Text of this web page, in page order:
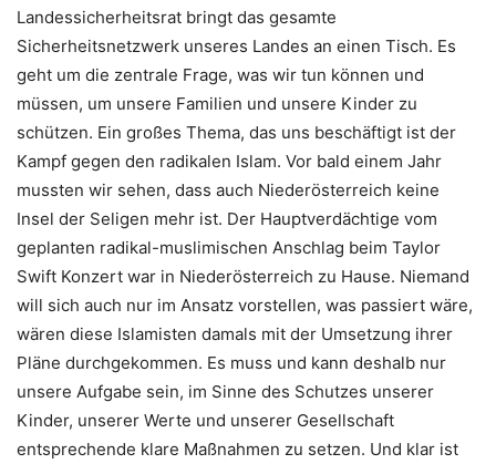
Landessicherheitsrat bringt das gesamte
Sicherheitsnetzwerk unseres Landes an einen Tisch. Es
geht um die zentrale Frage, was wir tun können und
müssen, um unsere Familien und unsere Kinder zu
schützen. Ein großes Thema, das uns beschäftigt ist der
Kampf gegen den radikalen Islam. Vor bald einem Jahr
mussten wir sehen, dass auch Niederösterreich keine
Insel der Seligen mehr ist. Der Hauptverdächtige vom
geplanten radikal-muslimischen Anschlag beim Taylor
Swift Konzert war in Niederösterreich zu Hause. Niemand
will sich auch nur im Ansatz vorstellen, was passiert wäre,
wären diese Islamisten damals mit der Umsetzung ihrer
Pläne durchgekommen. Es muss und kann deshalb nur
unsere Aufgabe sein, im Sinne des Schutzes unserer
Kinder, unserer Werte und unserer Gesellschaft
entsprechende klare Maßnahmen zu setzen. Und klar ist